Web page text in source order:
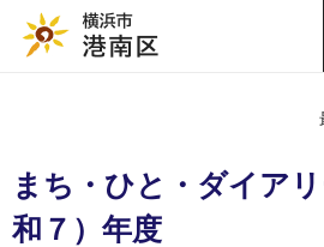
まち・ひと・ダイア
和７）年度